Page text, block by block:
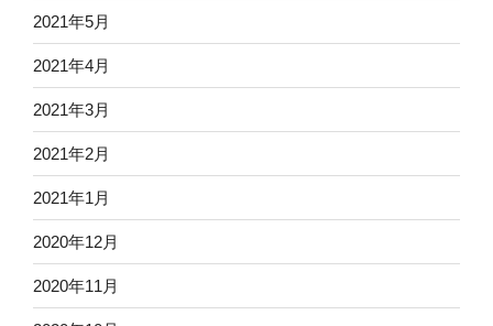
2021年5月
2021年4月
2021年3月
2021年2月
2021年1月
2020年12月
2020年11月